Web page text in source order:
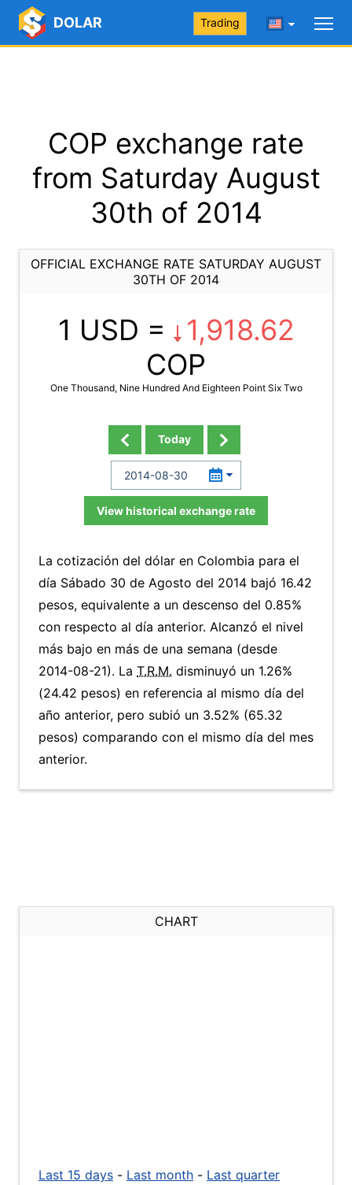
DOLAR Trading
COP exchange rate
from Saturday August
30th of 2014
OFFICIAL EXCHANGE RATE SATURDAY AUGUST
30TH OF 2014
1 USD =
1,918.62
COP
One Thousand, Nine Hundred And Eighteen Point Six Two
Today
View historical exchange rate
La cotización del dólar en Colombia para el
día Sábado 30 de Agosto del 2014 bajó 16.42
pesos, equivalente a un descenso del 0.85%
con respecto al día anterior. Alcanzó el nivel
más bajo en más de una semana (desde
2014-08-21). La T.R.M. disminuyó un 1.26%
(24.42 pesos) en referencia al mismo día del
año anterior, pero subió un 3.52% (65.32
pesos) comparando con el mismo día del mes
anterior.
CHART
Last 15 days - Last month - Last quarter